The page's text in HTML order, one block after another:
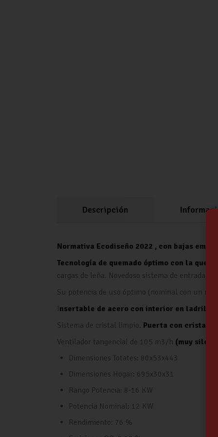
Descripción
Normativa Ecodiseño 2022 , con bajas
Tecnología de quemado óptimo con la que
cargas de leña. Novedoso sistema de entrada
Su potencia de uso óptimo (nominal con un
Insertable de acero con interior en ladrillo
Sistema de cristal limpio. Puerta con cristal
Ventilador tangencial de 105 m3/h (muy
Dimensiones Totates: 80x53x443
Dimensiones Hogar: 695x30x31
Rango Potencia: 8-16 KW
Potencia Nominal: 12 KW
Rendimiento: 76 %